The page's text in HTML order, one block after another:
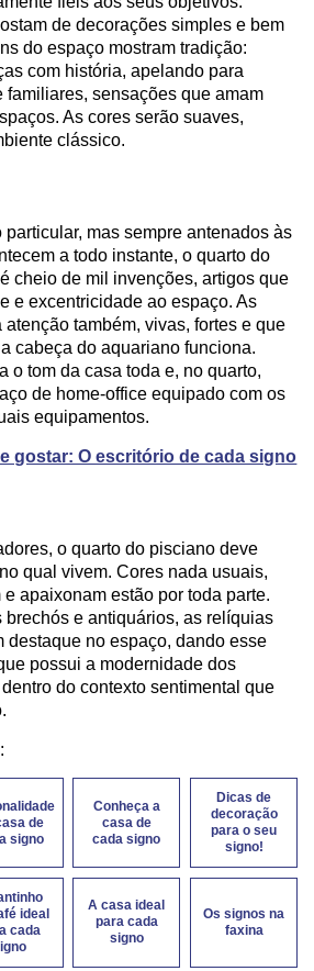
de decorações simples e bem
do espaço mostram tradição:
com história, apelando para
familiares, sensações que amam
As cores serão suaves,
clássico.
mas sempre antenados às
a todo instante, o quarto do
cheio de mil invenções, artigos que
e excentricidade ao espaço. As
também, vivas, fortes e que
cabeça do aquariano funciona.
o tom da casa toda e, no quarto,
de home-office equipado com os
equipamentos.
gostar: O escritório de cada signo
o quarto do pisciano deve
qual vivem. Cores nada usuais,
apaixonam estão por toda parte.
brechós e antiquários, as relíquias
destaque no espaço, dando esse
possui a modernidade dos
do contexto sentimental que
de
signo
Conheça a
casa de
cada signo
Dicas de
decoração
para o seu
signo!
ideal
cada
A casa ideal
para cada
signo
Os signos na
faxina